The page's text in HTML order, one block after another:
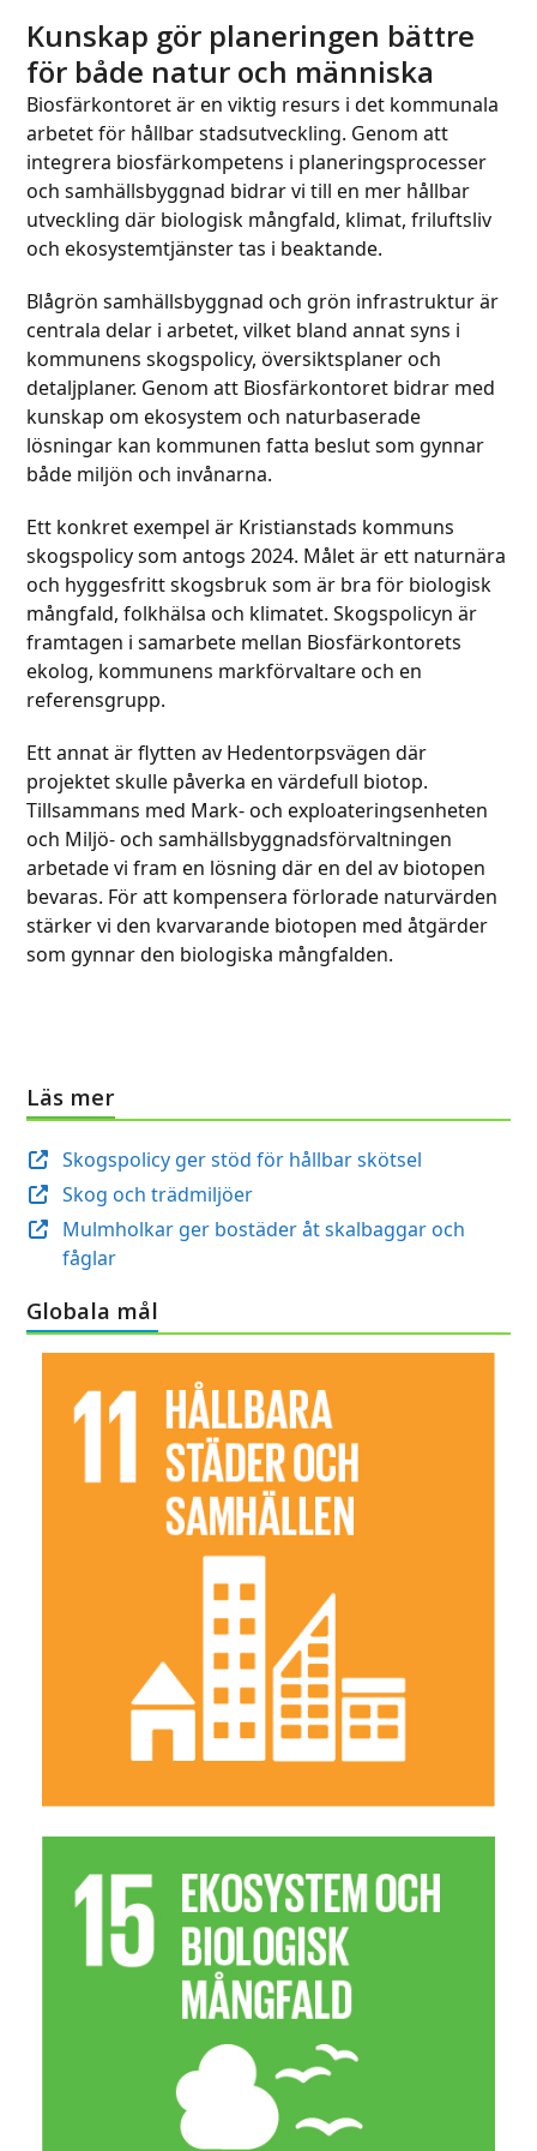
to
go
to
the
first
slide
Kunskap gör planeringen bättre
för både natur och människa
Biosfärkontoret är en viktig resurs i det kommunala
arbetet för hållbar stadsutveckling. Genom att
integrera biosfärkompetens i planeringsprocesser
och samhällsbyggnad bidrar vi till en mer hållbar
utveckling där biologisk mångfald, klimat, friluftsliv
och ekosystemtjänster tas i beaktande.
Blågrön samhällsbyggnad och grön infrastruktur är
centrala delar i arbetet, vilket bland annat syns i
kommunens skogspolicy, översiktsplaner och
detaljplaner. Genom att Biosfärkontoret bidrar med
kunskap om ekosystem och naturbaserade
lösningar kan kommunen fatta beslut som gynnar
både miljön och invånarna.
Ett konkret exempel är Kristianstads kommuns
skogspolicy som antogs 2024. Målet är ett naturnära
och hyggesfritt skogsbruk som är bra för biologisk
mångfald, folkhälsa och klimatet. Skogspolicyn är
framtagen i samarbete mellan Biosfärkontorets
ekolog, kommunens markförvaltare och en
referensgrupp.
Ett annat är flytten av Hedentorpsvägen där
projektet skulle påverka en värdefull biotop.
Tillsammans med Mark- och exploateringsenheten
och Miljö- och samhällsbyggnadsförvaltningen
arbetade vi fram en lösning där en del av biotopen
bevaras. För att kompensera förlorade naturvärden
stärker vi den kvarvarande biotopen med åtgärder
som gynnar den biologiska mångfalden.
Läs mer
Skogspolicy ger stöd för hållbar skötsel
Skog och trädmiljöer
Mulmholkar ger bostäder åt skalbaggar och
fåglar
Globala mål